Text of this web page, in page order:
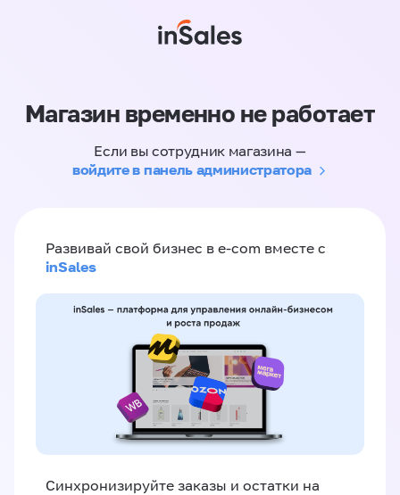
Магазин временно не работает
Если вы сотрудник магазина —
войдите в панель администратора
Развивай свой бизнес в e-com вместе с
inSales
Синхронизируйте заказы и остатки на